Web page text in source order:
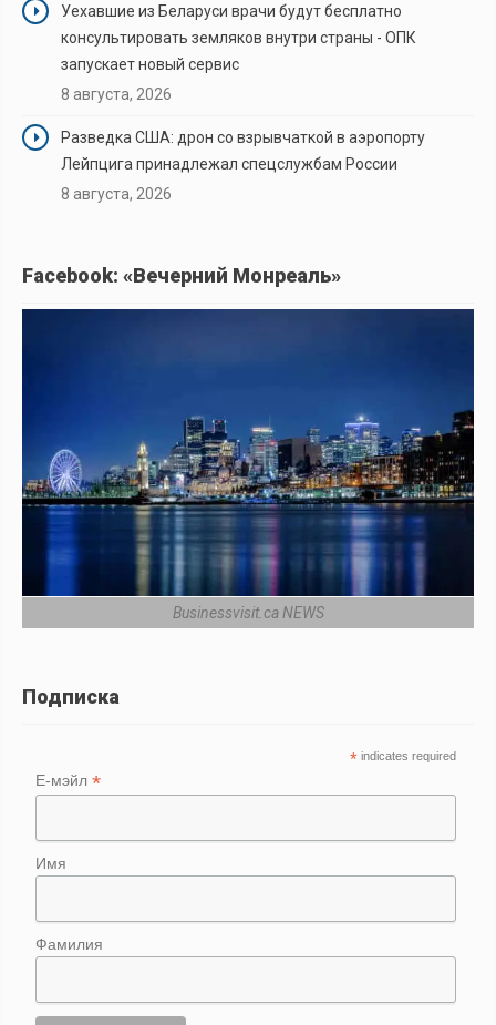
Уехавшие из Беларуси врачи будут бесплатно
консультировать земляков внутри страны - ОПК
запускает новый сервис
8 августа, 2026
Разведка США: дрон со взрывчаткой в аэропорту
Лейпцига принадлежал спецслужбам России
8 августа, 2026
Facebook: «Вечерний Монреаль»
Businessvisit.ca NEWS
Подписка
* indicates required
Е-мэйл*
Имя
Фамилия